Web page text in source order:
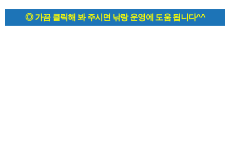
◎ 가끔 클릭해 봐 주시면 낚랑 운영에 도움 됩니다^^